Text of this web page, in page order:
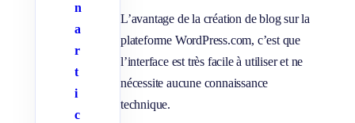
n
a
r
t
i
c
L’avantage de la création de blog sur la
plateforme WordPress.com, c’est que
l’interface est très facile à utiliser et ne
nécessite aucune connaissance
technique.